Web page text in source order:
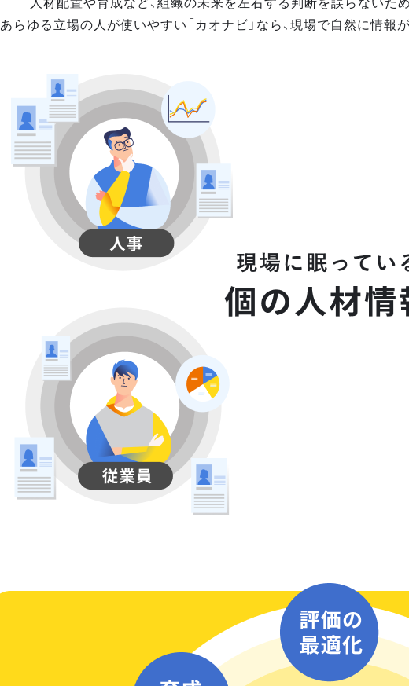
あらゆる立場の人が使いやすい「カオナビ」なら、現場で自然に情報